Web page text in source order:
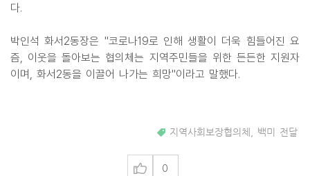
다.
박인석 화서2동장은 "코로나19로 인해 생활이 더욱 힘들어진 요
즘, 이웃을 돌아보는 협의체는 지역주민들을 위한 든든한 지원자
이며, 화서2동을 이끌어 나가는 희망"이라고 말했다.
지역사회보장협의체 백미 전달
0